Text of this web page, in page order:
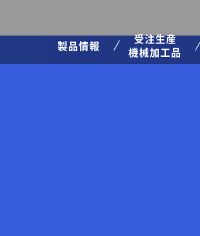
製品情報
受注生産
機械加工品